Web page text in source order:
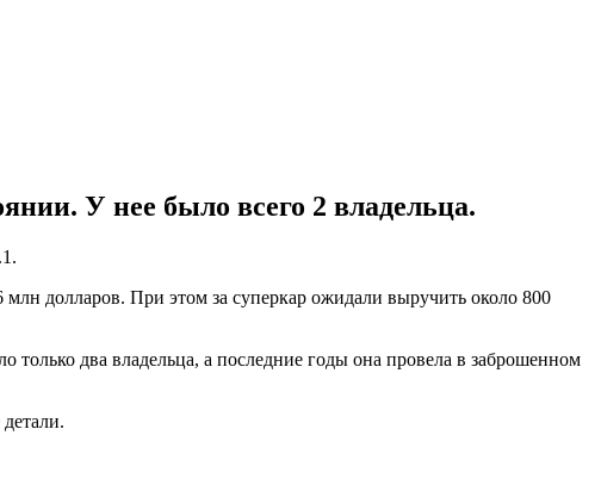
У нее было всего 2 владельца.
долларов. При этом за суперкар ожидали выручить около 800
два владельца, а последние годы она провела в заброшенном